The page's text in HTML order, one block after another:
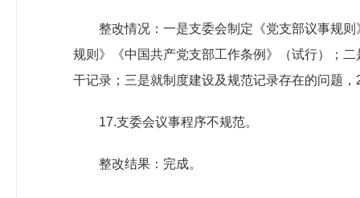
整改情况：一是支委会制定《党支部议事规
规则》《中国共产党支部工作条例》（试行）；
干记录；三是就制度建设及规范记录存在的问题
17.支委会议事程序不规范。
整改结果：完成。